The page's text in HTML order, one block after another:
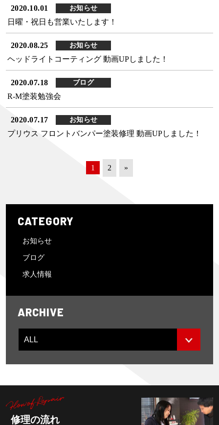
2020.10.01 お知らせ
日曜・祝日も営業いたします！
2020.08.25 お知らせ
ヘッドライトコーティング 動画UPしました！
2020.07.18 ブログ
R-M塗装勉強会
2020.07.17 お知らせ
プリウス フロントバンパー塗装修理 動画UPしました！
1 2 »
CATEGORY
お知らせ
ブログ
求人情報
ARCHIVE
修理の流れ